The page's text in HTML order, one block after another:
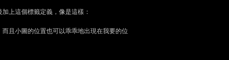
上這個標籤定義，像是這樣：
且小圖的位置也可以乖乖地出現在我要的位